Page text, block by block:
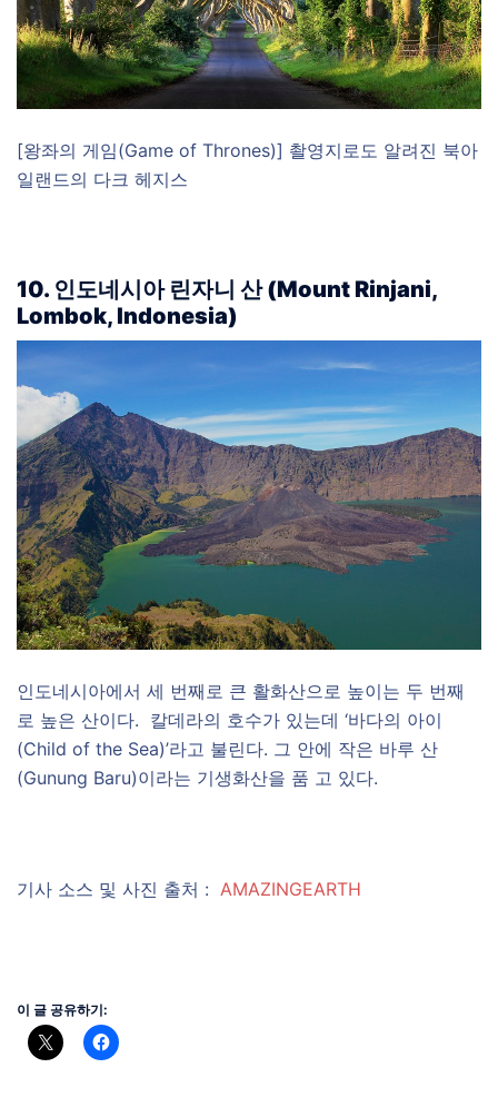
[왕좌의 게임(Game of Thrones)] 촬영지로도 알려진 북아
일랜드의 다크 헤지스
10. 인도네시아 린자니 산 (Mount Rinjani,
Lombok, Indonesia)
인도네시아에서 세 번째로 큰 활화산으로 높이는 두 번째
로 높은 산이다. 칼데라의 호수가 있는데 ‘바다의 아이
(Child of the Sea)’라고 불린다. 그 안에 작은 바루 산
(Gunung Baru)이라는 기생화산을 품 고 있다.
기사 소스 및 사진 출처 : AMAZINGEARTH
이 글 공유하기: